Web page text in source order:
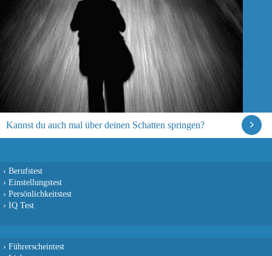
Kannst du auch mal über deinen Schatten springen?
› Berufstest
› Einstellungstest
› Persönlichkeitstest
› IQ Test
› Führerscheintest